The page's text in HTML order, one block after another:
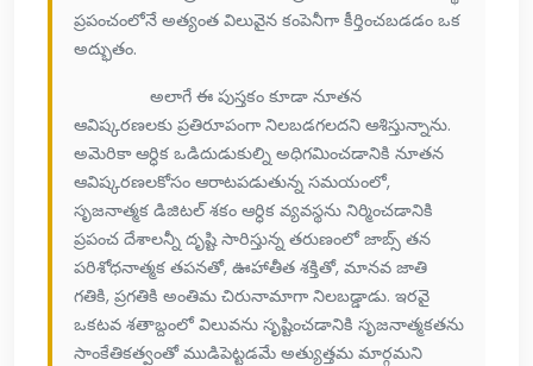
ప్రపంచంలోనే అత్యంత విలువైన కంపెనీగా కీర్తించబడడం ఒక
అద్భుతం.
అలాగే ఈ పుస్తకం కూడా నూతన
ఆవిష్కరణలకు ప్రతిరూపంగా నిలబడగలదని ఆశిస్తున్నాను.
అమెరికా ఆర్ధిక ఒడిదుడుకుల్ని అధిగమించడానికి నూతన
ఆవిష్కరణలకోసం ఆరాటపడుతున్న సమయంలో,
సృజనాత్మక డిజిటల్ శకం ఆర్ధిక వ్యవస్థను నిర్మించడానికి
ప్రపంచ దేశాలన్నీ దృష్టి సారిస్తున్న తరుణంలో జాబ్స్ తన
పరిశోధనాత్మక తపనతో, ఊహాతీత శక్తితో, మానవ జాతి
గతికి, ప్రగతికి అంతిమ చిరునామాగా నిలబడ్డాడు. ఇరవై
ఒకటవ శతాబ్దంలో విలువను సృష్టించడానికి సృజనాత్మకతను
సాంకేతికత్వంతో ముడిపెట్టడమే అత్యుత్తమ మార్గమని